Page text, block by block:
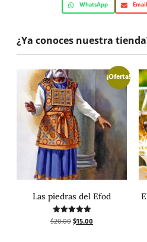
WhatsApp Email
¿Ya conoces nuestra
¡Oferta!
Las piedras del Efod
Valorado
con
$20.00$15.00